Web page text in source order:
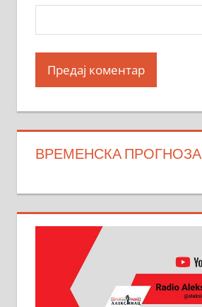
ВРЕМЕНСКА ПРОГНОЗА